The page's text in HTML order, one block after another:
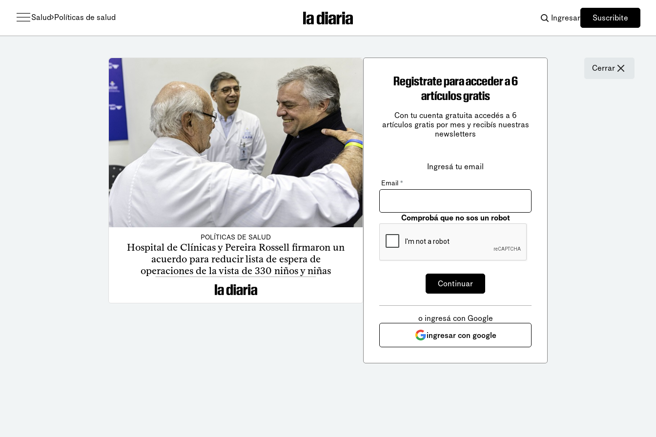
Salud Políticas de salud Ingresar Suscribite
POLÍTICAS DE SALUD
Hospital de Clínicas y Pereira Rossell firmaron un
acuerdo para reducir lista de espera de
operaciones de la vista de 330 niños y niñas
Cerrar
Registrate para acceder a 6
artículos gratis
Con tu cuenta gratuita accedés a 6
artículos gratis por mes y recibís nuestras
newsletters
Ingresá tu email
Email *
Comprobá que no sos un robot
o ingresá con Google
ingresar con google